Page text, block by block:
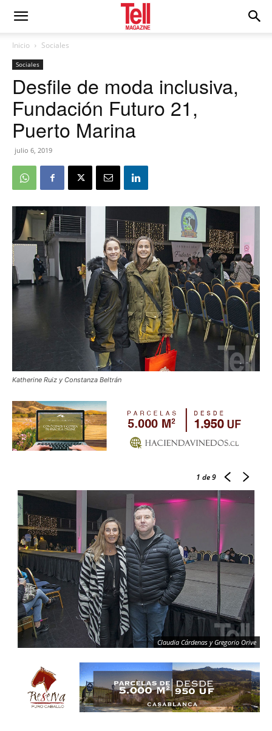
Inicio Sociales
Sociales
Desfile de moda inclusiva,
Fundación Futuro 21,
Puerto Marina
julio 6, 2019
Katherine Ruiz y Constanza Beltrán
1 de 9
Claudia Cárdenas y Gregorio Orive